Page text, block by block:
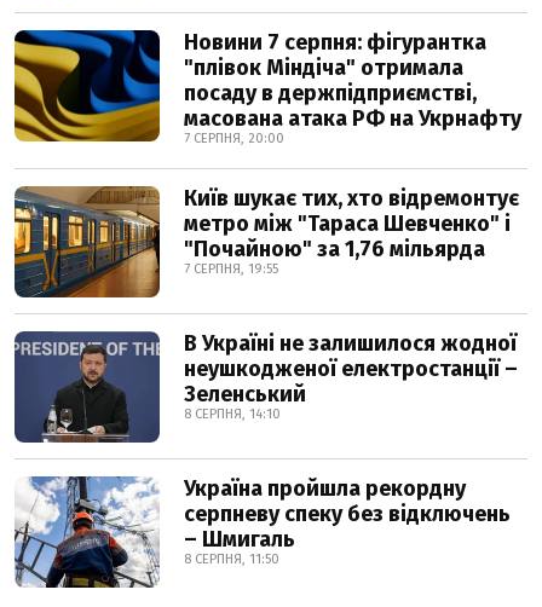
Новини 7 серпня: фігурантка
"плівок Міндіча" отримала
посаду в держпідприємстві,
масована атака РФ на Укрнафту
7 СЕРПНЯ, 20:00
Київ шукає тих, хто відремонтує
метро між "Тараса Шевченко" і
"Почайною" за 1,76 мільярда
7 СЕРПНЯ, 19:55
В Україні не залишилося жодної
неушкодженої електростанції –
Зеленський
8 СЕРПНЯ, 14:10
Україна пройшла рекордну
серпневу спеку без відключень
– Шмигаль
8 СЕРПНЯ, 11:50